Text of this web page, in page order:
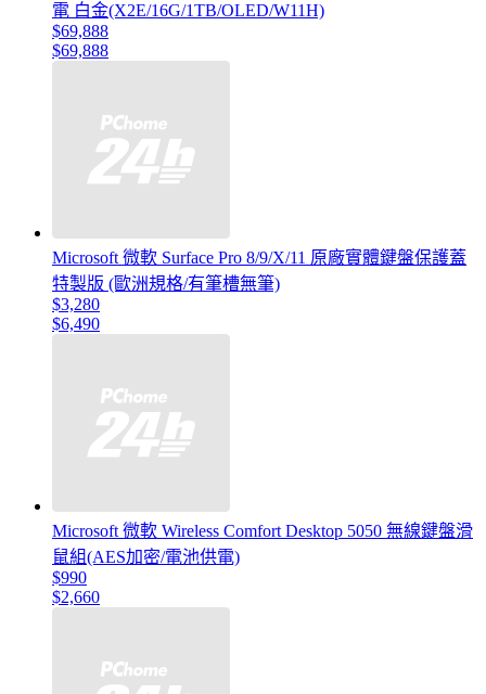
電 白金(X2E/16G/1TB/OLED/W11H)
$69,888
$69,888
Microsoft 微軟 Surface Pro 8/9/X/11 原廠實體鍵盤保護蓋
特製版 (歐洲規格/有筆槽無筆)
$3,280
$6,490
Microsoft 微軟 Wireless Comfort Desktop 5050 無線鍵盤滑
鼠組(AES加密/電池供電)
$990
$2,660